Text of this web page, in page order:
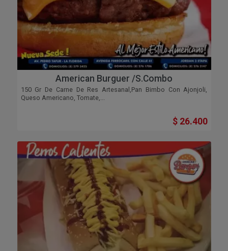
American Burguer /s.combo
150 Gr De Carne De Res Artesanal,pan Bimbo Con Ajonjoli,
Queso Americano, Tomate,...
$ 26.400